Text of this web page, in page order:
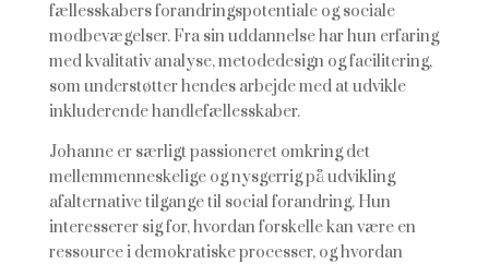
fællesskabers forandringspotentiale ogsociale
modbevægelser. Fra sin uddannelse har hun erfaring
med kvalitativ analyse, metodedesign ogfacilitering,
som understøtter hendes arbejde med at udvikle
inkluderendehandlefællesskaber.
Johanne er særligt passioneret omkring det
mellemmenneskelige og nysgerrig på udvikling
afalternative tilgange til social forandring. Hun
interesserer sig for, hvordan forskelle kan være en
ressource i demokratiske processer, og hvordan